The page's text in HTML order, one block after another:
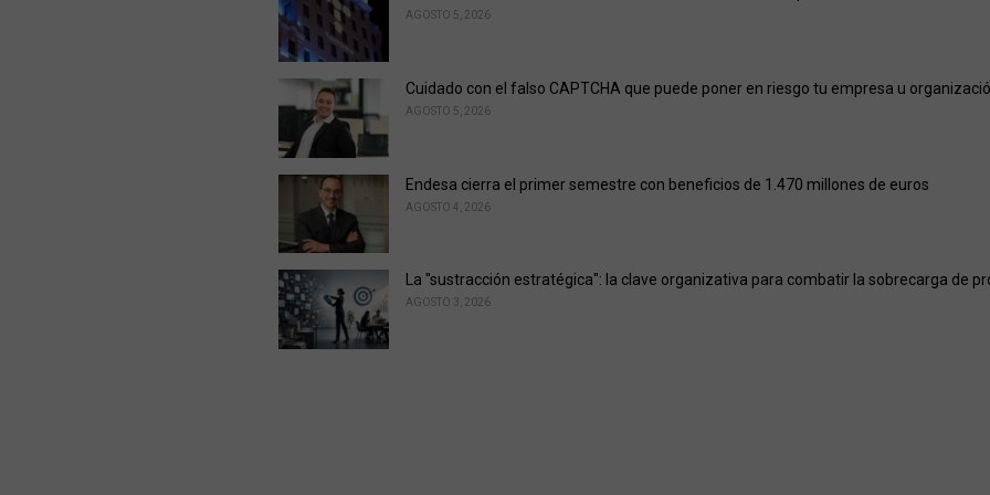
AGOSTO 5, 2026
Cuidado con el falso CAPTCHA que puede poner en riesgo tu empresa u
AGOSTO 5, 2026
Endesa cierra el primer semestre con beneficios de 1.470 millones de euros
AGOSTO 4, 2026
La "sustracción estratégica": la clave organizativa para combatir la sobrecarga de
AGOSTO 3, 2026